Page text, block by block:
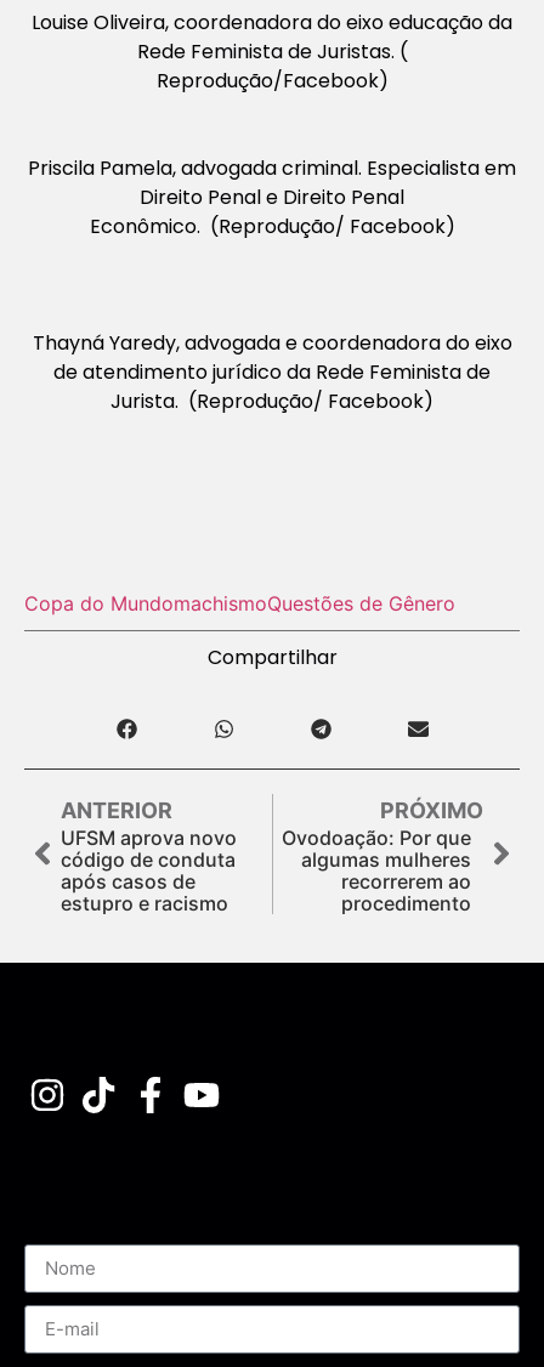
Louise Oliveira, coordenadora do eixo educação da
Rede Feminista de Juristas. (
Reprodução/Facebook)
Priscila Pamela, advogada criminal. Especialista em
Direito Penal e Direito Penal
Econômico. (Reprodução/ Facebook)
Thayná Yaredy, advogada e coordenadora do eixo
de atendimento jurídico da Rede Feminista de
Jurista. (Reprodução/ Facebook)
Copa do MundomachismoQuestões de Gênero
Compartilhar
ANTERIOR
UFSM aprova novo
código de conduta
após casos de
estupro e racismo
PRÓXIMO
Ovodoação: Por que
algumas mulheres
recorrerem ao
procedimento